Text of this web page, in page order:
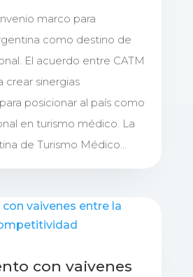
marco para
como destino de
El acuerdo entre CATM
crear sinergias
posicionar al país como
en turismo médico. La
de Turismo Médico...
con vaivenes